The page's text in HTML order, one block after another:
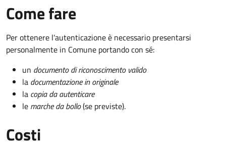
Come fare
Per ottenere l'autenticazione è necessario presentarsi
personalmente in Comune portando con sé:
un documento di riconoscimento valido
la documentazione in originale
la copia da autenticare
le marche da bollo(se previste).
Costi